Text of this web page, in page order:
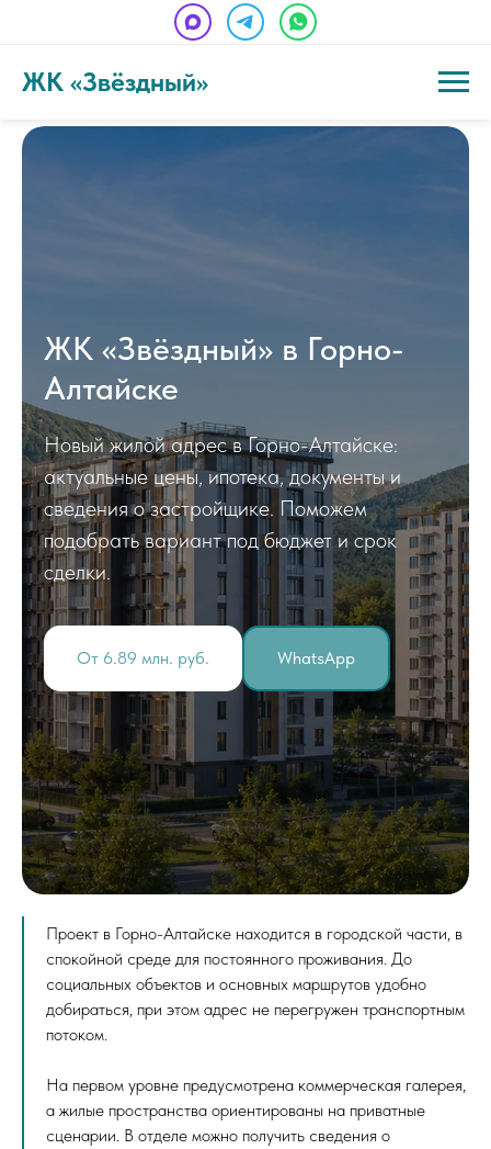
ЖК «Звёздный»
ЖК «Звёздный» в Горно-
Алтайске
Новый жилой адрес в Горно-Алтайске:
актуальные цены, ипотека, документы и
сведения о застройщике. Поможем
подобрать вариант под бюджет и срок
сделки.
От 6.89 млн. руб. WhatsApp
Проект в Горно-Алтайске находится в городской части, в
спокойной среде для постоянного проживания. До
социальных объектов и основных маршрутов удобно
добираться, при этом адрес не перегружен транспортным
потоком.
На первом уровне предусмотрена коммерческая галерея,
а жилые пространства ориентированы на приватные
сценарии. В отделе можно получить сведения о